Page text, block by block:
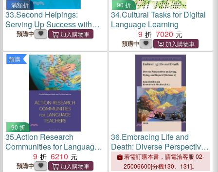
滿額折
33.Second Helpings:
Serving Up Success with
Tier 2 Interventions (Proven
Every Student Thrives)
預購中
90 折
34.Cultural Tasks for Digital
Language Learning
9
7020
預購中
預購
90 折
35.Action Research
Communities for Language
Teachers
9 6210
預購中
36.Embracing Life and
Death: Diverse Perspectives
on Living, Dying, and
Beyond (Volume 2)
若需訂購本書，請電洽客服 02-
25006600[分機130、131]。